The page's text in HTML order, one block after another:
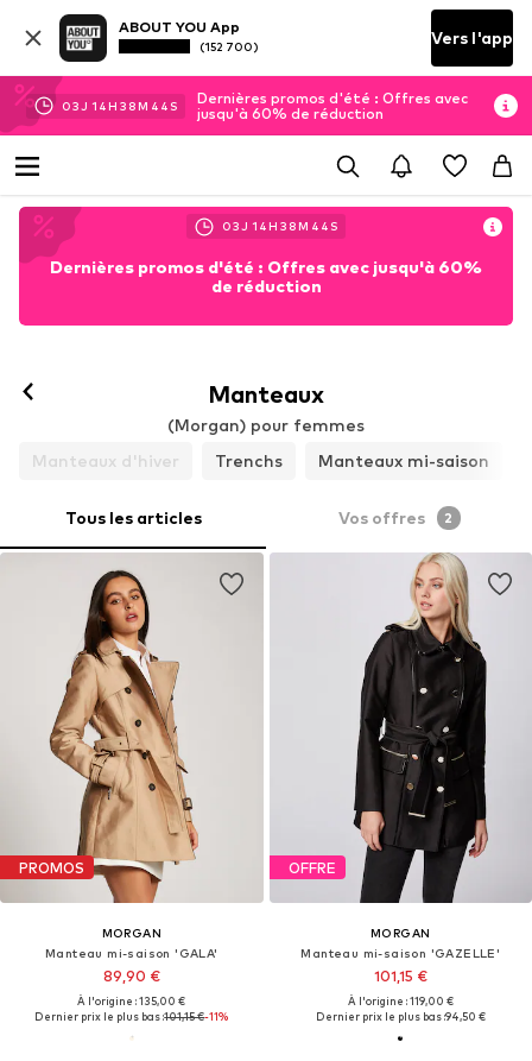
ABOUT YOU App
(152 700) Vers l'app
03J 14H 38M 43 S
Dernières promos d'été : Offres avec
jusqu'à 60% de réduction
03J 14H 38M 43 S
Dernières promos d'été : Offres avec jusqu'à 60%
de réduction
Manteaux
(Morgan) pour femmes
Manteaux d'hiver
Trenchs Manteaux mi-saison
Tous les articles Vos offres 2
PROMOS
MORGAN
Manteau mi-saison 'GALA'
89,90 €
À l'origine : 135,00 €
Dernier prix le plus bas :101,15 €-11%
OFFRE
MORGAN
Manteau mi-saison 'GAZELLE'
101,15 €
À l'origine : 119,00 €
Dernier prix le plus bas :94,50 €